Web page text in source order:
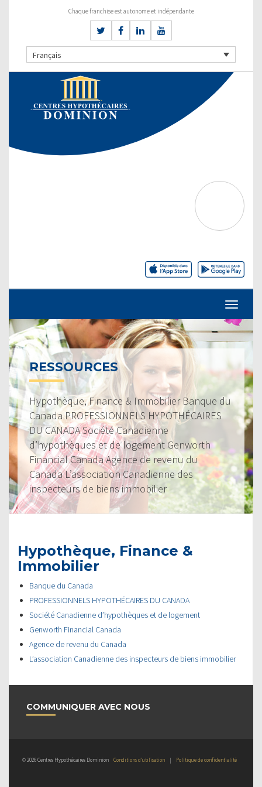
Chaque franchise est autonome et indépendante
Français
RESSOURCES
Hypothèque, Finance & Immobilier Banque du
Canada PROFESSIONNELS HYPOTHÉCAIRES
DU CANADA Société Canadienne
d’hypothèques et de logement Genworth
Financial Canada Agence de revenu du
Canada L’association Canadienne des
inspecteurs de biens immobilier
Hypothèque, Finance &
Immobilier
Banque du Canada
PROFESSIONNELS HYPOTHÉCAIRES DU CANADA
Société Canadienne d’hypothèques et de logement
Genworth Financial Canada
Agence de revenu du Canada
L’association Canadienne des inspecteurs de biens immobilier
COMMUNIQUER AVEC NOUS
© 2026 Centres Hypothécaires Dominion Conditions d’utilisation | Politique de confidentialité